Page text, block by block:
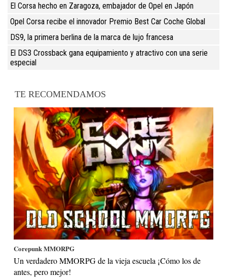
El Corsa hecho en Zaragoza, embajador de Opel en Japón
Opel Corsa recibe el innovador Premio Best Car Coche Global
DS9, la primera berlina de la marca de lujo francesa
El DS3 Crossback gana equipamiento y atractivo con una serie
especial
TE RECOMENDAMOS
Corepunk MMORPG
Un verdadero MMORPG de la vieja escuela ¡Cómo los de
antes, pero mejor!